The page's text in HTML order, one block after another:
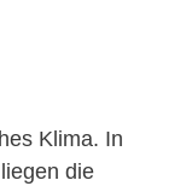
Klima. In
die